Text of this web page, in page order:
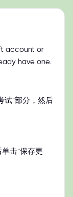
account or
have one.
试”部分，然后
击“保存更